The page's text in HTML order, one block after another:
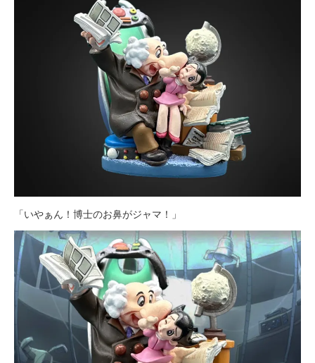
「いやぁん！博士のお鼻がジャマ！」